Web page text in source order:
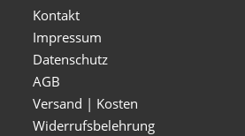
Kontakt
Impressum
Datenschutz
AGB
Versand | Kosten
Widerrufsbelehrung